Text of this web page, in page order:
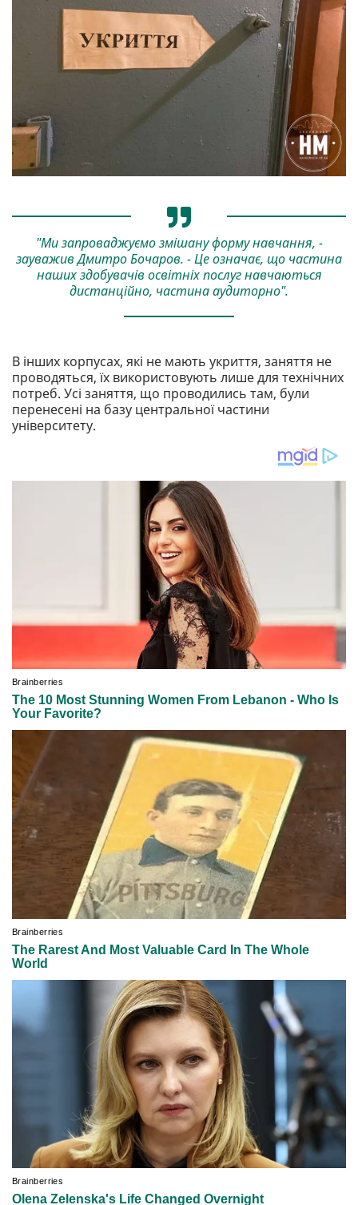
"Ми запроваджуємо змішану форму навчання, -
зауважив Дмитро Бочаров. - Це означає, що частина
наших здобувачів освітніх послуг навчаються
дистанційно, частина аудиторно".
В інших корпусах, які не мають укриття, заняття не
проводяться, їх використовують лише для технічних
потреб. Усі заняття, що проводились там, були
перенесені на базу центральної частини
університету.